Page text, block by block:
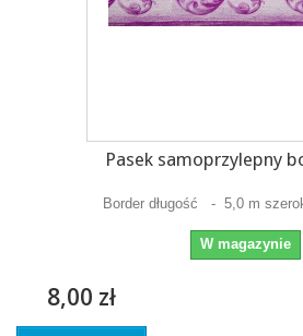
Pasek samoprzylepny
Border długość - 5,0 m
W magazynie
8,00 zł